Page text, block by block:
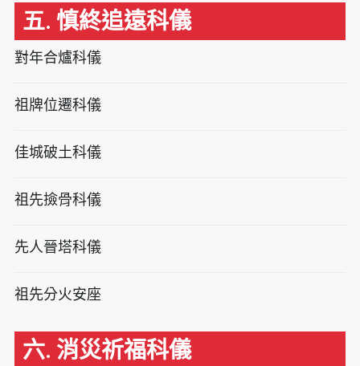
五. 慎終追遠科儀
對年合爐科儀
祖牌位遷科儀
佳城破土科儀
祖先撿骨科儀
先人晉塔科儀
祖先分火安座
六. 消災祈福科儀